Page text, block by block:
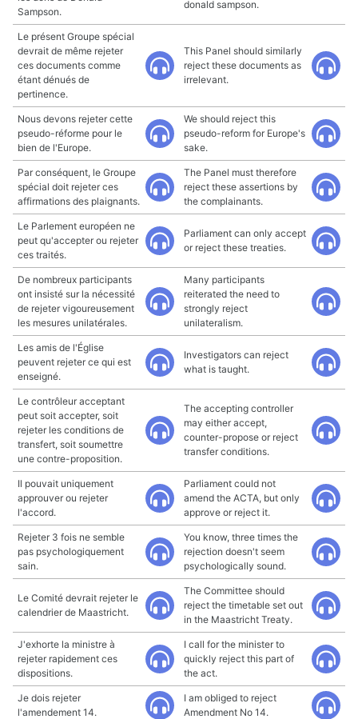
Sampson.
donald sampson.
Le présent Groupe spécial
devrait de même rejeter
ces documents comme
étant dénués de
pertinence.
This Panel should similarly
reject these documents as
irrelevant.
Nous devons rejeter cette
pseudo-réforme pour le
bien de l'Europe.
We should reject this
pseudo-reform for Europe's
sake.
Par conséquent, le Groupe
spécial doit rejeter ces
affirmations des plaignants.
The Panel must therefore
reject these assertions by
the complainants.
Le Parlement européen ne
peut qu'accepter ou rejeter
ces traités.
Parliament can only accept
or reject these treaties.
De nombreux participants
ont insisté sur la nécessité
de rejeter vigoureusement
les mesures unilatérales.
Many participants
reiterated the need to
strongly reject
unilateralism.
Les amis de l'Église
peuvent rejeter ce qui est
enseigné.
Investigators can reject
what is taught.
Le contrôleur acceptant
peut soit accepter, soit
rejeter les conditions de
transfert, soit soumettre
une contre-proposition.
The accepting controller
may either accept,
counter-propose or reject
transfer conditions.
Il pouvait uniquement
approuver ou rejeter
l'accord.
Parliament could not
amend the ACTA, but only
approve or reject it.
Rejeter 3 fois ne semble
pas psychologiquement
sain.
You know, three times the
rejection doesn't seem
psychologically sound.
Le Comité devrait rejeter le
calendrier de Maastricht.
The Committee should
reject the timetable set out
in the Maastricht Treaty.
J'exhorte la ministre à
rejeter rapidement ces
dispositions.
I call for the minister to
quickly reject this part of
the act.
Je dois rejeter
l'amendement 14.
I am obliged to reject
Amendment No 14.